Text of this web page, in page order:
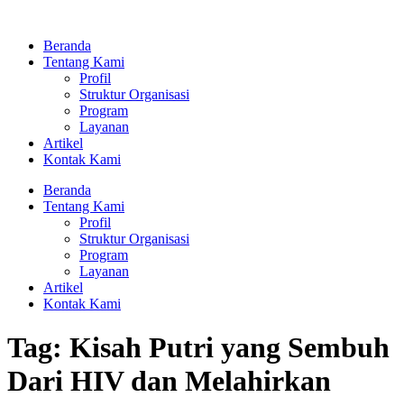
kontenBeranda
Tentang Kami
Profil
Struktur Organisasi
Program
Layanan
Artikel
Kontak Kami
Beranda
Tentang Kami
Profil
Struktur Organisasi
Program
Layanan
Artikel
Kontak Kami
Tag: Kisah Putri yang Sembuh
Dari HIV dan Melahirkan